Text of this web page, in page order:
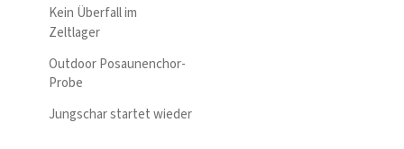
Kein Überfall im
Zeltlager
Outdoor Posaunenchor-
Probe
Jungschar startet wieder